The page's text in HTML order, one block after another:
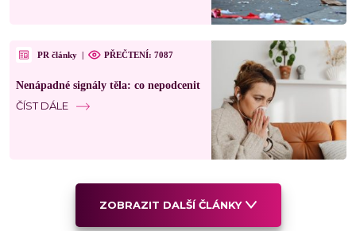
PR články | PŘEČTENÍ: 7087
Nenápadné signály těla: co nepodcenit
ČÍST DÁLE
ZOBRAZIT DALŠÍ ČLÁNKY